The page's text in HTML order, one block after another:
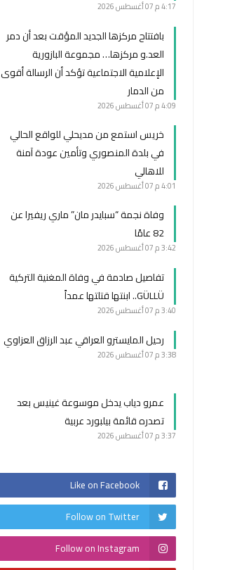
4:17 م 07 أغسطس 2026
بافتتاح مركزها الجديد المؤقت بعد أن دمر
العد.و مركزها… مجموعة البازورية
الإعلامية الاجتماعية تؤكد أن الرسالة أقوى
من الدمار
4:09 م 07 أغسطس 2026
خريس استمع من مديحلي للواقع الحالي
في بلدة المنصوري وتأمين عودة آمنة
للاهالي
4:01 م 07 أغسطس 2026
وفاة نجمة “سبايدر مان” ماري ريفيرا عن
82 عامًا
3:42 م 07 أغسطس 2026
تفاصيل صادمة في وفاة المغنية التركية
GÜLLÜ.. ابنتها قتلتها عمداً
3:40 م 07 أغسطس 2026
رحيل المايسترو العراقي عبد الرزاق العزاوي
3:38 م 07 أغسطس 2026
عمرو دياب يدخل موسوعة غينيس بعد
تصدره قائمة بيلبورد عربية
3:37 م 07 أغسطس 2026
Like on Facebook
Follow on Twitter
Follow on Instagram